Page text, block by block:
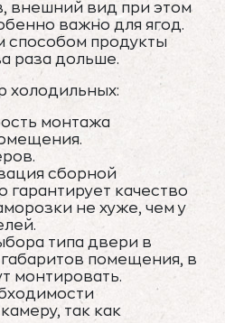
внешний вид при этом
важно для ягод.
способом продукты
раза дольше.
холодильных:
монтажа
сборной
гарантирует качество
не хуже, чем у
типа двери в
помещения, в
монтировать.
так как